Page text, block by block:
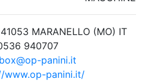
MARANELLO (MO) IT
940707
panini.it
www.op-panini.it/